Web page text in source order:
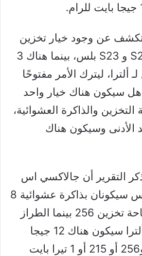
تكشف عن وجود خيار تخزين
واحدًا فقط لـ S23 و S23 بلس، بينما هناك 3
ألترا، ليترك الأمر مفتوحًا
سيكون هناك خيار واحد
والذاكرة العشوائية،
الأدنى وسيكون هناك
التقرير أن جالاكسي اس
23 و اس 23 بلس سيكونان بذاكرة عشوائية 8
جيجا بايت ومساحة تخزين 256 بينما الطراز
الأعلى اس 23 ألترا سيكون هناك 12 جيجا
بايت من الرام و256 أو 215 أو 1 تيرا بايت